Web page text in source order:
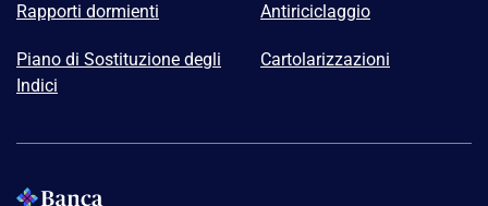
Rapporti dormienti Antiriciclaggio
Piano di Sostituzione degli
Indici
Cartolarizzazioni